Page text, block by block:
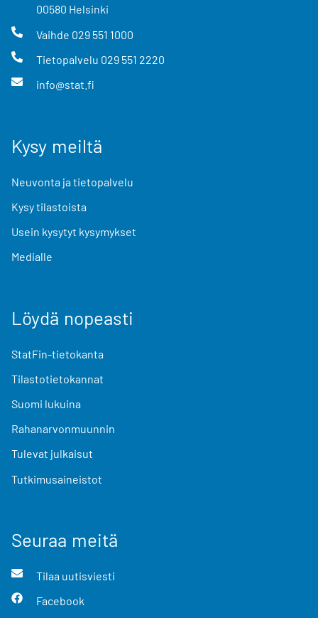
00580 Helsinki
Vaihde 029 551 1000
Tietopalvelu 029 551 2220
info@stat.fi
Kysy meiltä
Neuvonta ja tietopalvelu
Kysy tilastoista
Usein kysytyt kysymykset
Medialle
Löydä nopeasti
StatFin-tietokanta
Tilastotietokannat
Suomi lukuina
Rahanarvonmuunnin
Tulevat julkaisut
Tutkimusaineistot
Seuraa meitä
Tilaa uutisviesti
Facebook